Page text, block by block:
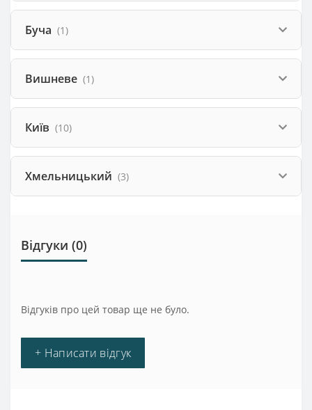
Буча (1)
Вишневе (1)
Київ (10)
Хмельницький (3)
Відгуки (0)
Відгуків про цей товар ще не було.
+ Написати відгук